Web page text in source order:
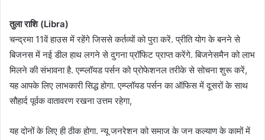
तुला राशि (Libra)
चन्द्रमा 11वें हाउस में रहेंगे जिससे कर्तव्यों को पुरा करें. प्रीति योग के बनने से
बिजनस में नई डील हाथ लगने से दुगना प्रॉफिट प्राप्त करेंगे. बिजनेसमैन को लाभ
मिलने की संभावना है. एम्प्लॉयड पर्सन को प्रोफेशनल तरीके से सोचना शुरू करें,
यह आपके लिए लाभकारी सिद्ध होगा. एम्प्लॉयड पर्सन का ऑफिस में दूसरों के साथ
सौहार्द पूर्वक वातावरण रखना उत्तम रहेगा,
यह दोनों के लिए ही ठीक होगा. न्यू जनरेशन को समाज के जन कल्याण के कामों में